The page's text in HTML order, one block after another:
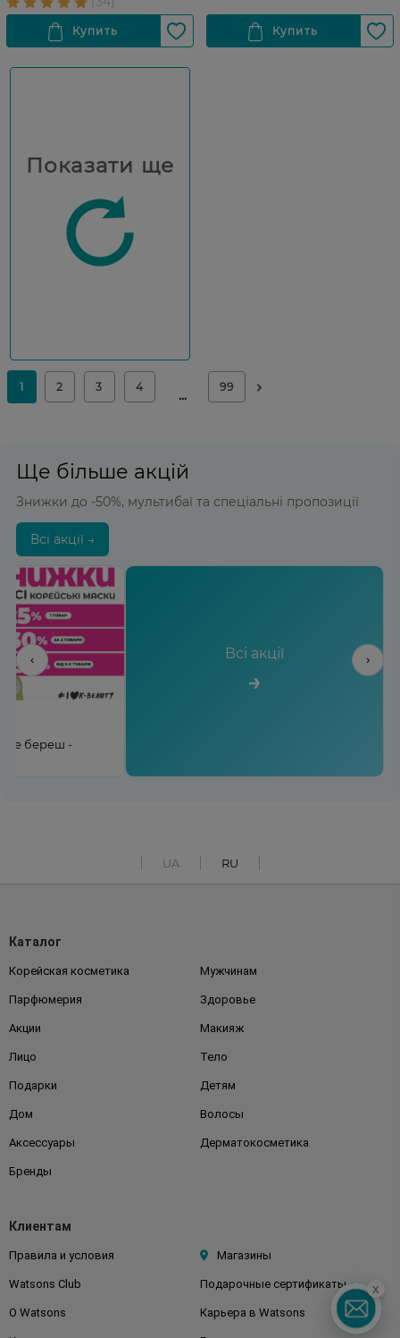
Показати ще
Ще більше акцій
Знижки до -50%, мультибаї та спеціальні пропозиції
Всі акції →
‹
береш -
Всі акції
→
›
UA RU
Каталог
Корейская косметика Мужчинам
Парфюмерия Здоровье
Акции Макияж
Лицо Тело
Подарки Детям
Дом Волосы
Аксессуары Дерматокосметика
Бренды
Клиентам
Правила и условия Магазины
Watsons Club Подарочные сертификаты
О Watsons Карьера в Watsons
x